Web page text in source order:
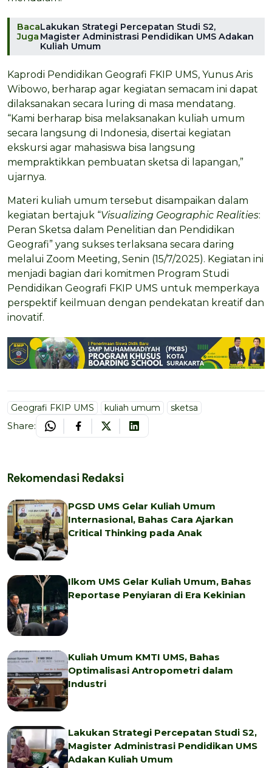
Baca
Juga
Lakukan Strategi Percepatan Studi S2,
Magister Administrasi Pendidikan UMS Adakan
Kuliah Umum
Kaprodi Pendidikan Geografi FKIP UMS, Yunus Aris
Wibowo, berharap agar kegiatan semacam ini dapat
dilaksanakan secara luring di masa mendatang.
“Kami berharap bisa melaksanakan kuliah umum
secara langsung di Indonesia, disertai kegiatan
ekskursi agar mahasiswa bisa langsung
mempraktikkan pembuatan sketsa di lapangan,”
ujarnya.
Materi kuliah umum tersebut disampaikan dalam
kegiatan bertajuk “Visualizing Geographic Realities:
Peran Sketsa dalam Penelitian dan Pendidikan
Geografi” yang sukses terlaksana secara daring
melalui Zoom Meeting, Senin (15/7/2025). Kegiatan ini
menjadi bagian dari komitmen Program Studi
Pendidikan Geografi FKIP UMS untuk memperkaya
perspektif keilmuan dengan pendekatan kreatif dan
inovatif.
Geografi FKIP UMS kuliah umum sketsa
Share:
Rekomendasi Redaksi
PGSD UMS Gelar Kuliah Umum
Internasional, Bahas Cara Ajarkan
Critical Thinking pada Anak
Ilkom UMS Gelar Kuliah Umum, Bahas
Reportase Penyiaran di Era Kekinian
Kuliah Umum KMTI UMS, Bahas
Optimalisasi Antropometri dalam
Industri
Lakukan Strategi Percepatan Studi S2,
Magister Administrasi Pendidikan UMS
Adakan Kuliah Umum